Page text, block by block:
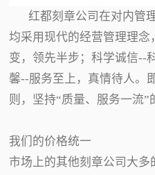
红都刻章公司在对内管
均采用现代的经营管理理
变，领先半步；科学诚信--
馨--服务至上，真情待人。
则，坚持“质量、服务一流”
我们的价格统一
市场上的其他刻章公司大